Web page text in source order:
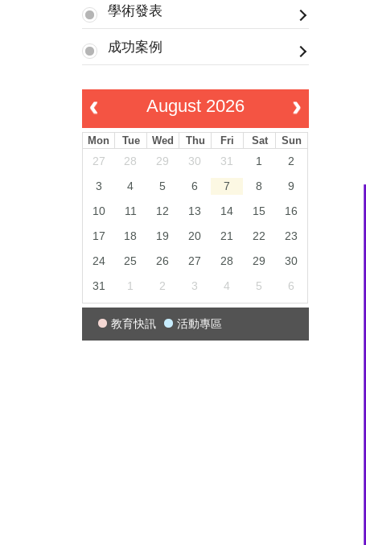
學術發表
成功案例
August 2026
Mon Tue Wed Thu Fri Sat Sun
27 28 29 30 31 1
2
3
4 5 6 7 8
9
10
11 12 13 14 15
16
17
18 19 20 21 22
23
24
25 26 27 28 29
30
31
1 2 3 4 5 6
教育快訊 活動專區